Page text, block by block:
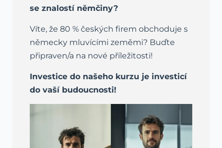
se znalostí němčiny?
Víte, že 80 % českých firem obchoduje s
německy mluvícími zeměmi? Buďte
připraven/a na nové příležitosti!
Investice do našeho kurzu je investicí
do vaší budoucnosti!